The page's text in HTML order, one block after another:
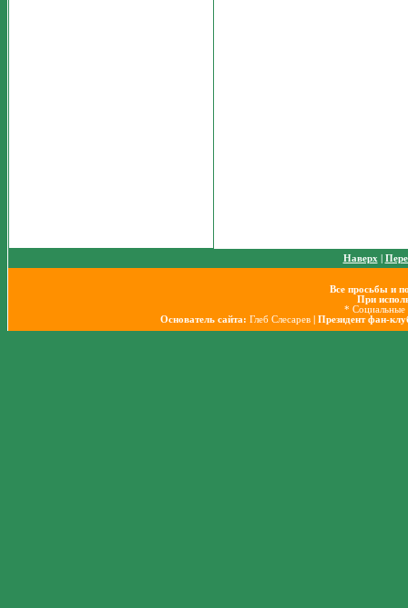
Наверх
Все просьбы и
При
* Социальные
Основатель сайта: Глеб Слесарев | Президент фан-